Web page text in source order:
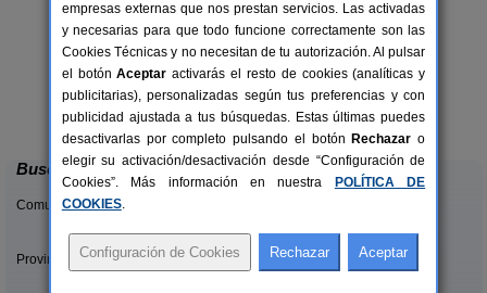
2-21+2 pers.
desde28 €
El Molinet del Governador
Guadalest (Alicante)
Buscar
Comunidades:
Provincias/Islas:
empresas externas que nos prestan servicios. Las activadas
y necesarias para que todo funcione correctamente son las
Cookies Técnicas y no necesitan de tu autorización. Al pulsar
el botónAceptar activarás el resto de cookies (analíticas y
publicitarias), personalizadas según tus preferencias y con
publicidad ajustada a tus búsquedas. Estas últimas puedes
desactivarlas por completo pulsando el botón Rechazar o
elegir su activación/desactivación desde “Configuración de
Cookies”. Más información en nuestra
POLÍTICA DE
COOKIES.